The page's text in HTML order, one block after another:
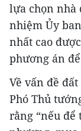
lựa chọn nhà
nhiệm Ủy
nhất cao
phương án
Về vấn đề
Phó Thủ
rằng “nếu